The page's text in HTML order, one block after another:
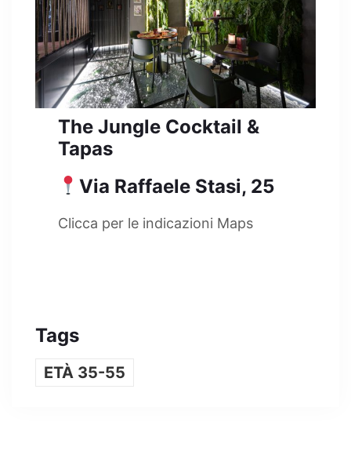
The Jungle Cocktail &
Tapas
Via Raffaele Stasi, 25
Clicca per le indicazioni Maps
Tags
ETÀ 35-55